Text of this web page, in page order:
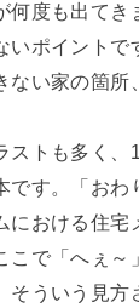
何度も出て
いポイントで
ない家の箇所
ストも多く
です。「おわ
における住宅
こで「へぇ～
そういう見方